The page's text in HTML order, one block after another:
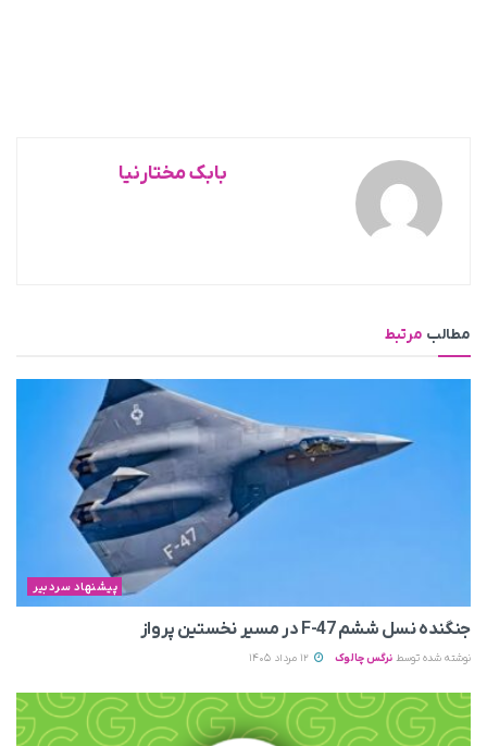
بابک مختارنیا
مطالب مرتبط
پیشنهاد سردبیر
جنگنده نسل ششم F-47 در مسیر نخستین پرواز
نوشته شده توسط نرگس چالوک